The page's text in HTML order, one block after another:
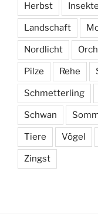
Herbst
Landschaft
Nordlicht
Pilze Rehe
Schmetterling
Schwan
Tiere Vögel
Zingst